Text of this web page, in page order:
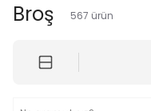
Broş 567 ürün